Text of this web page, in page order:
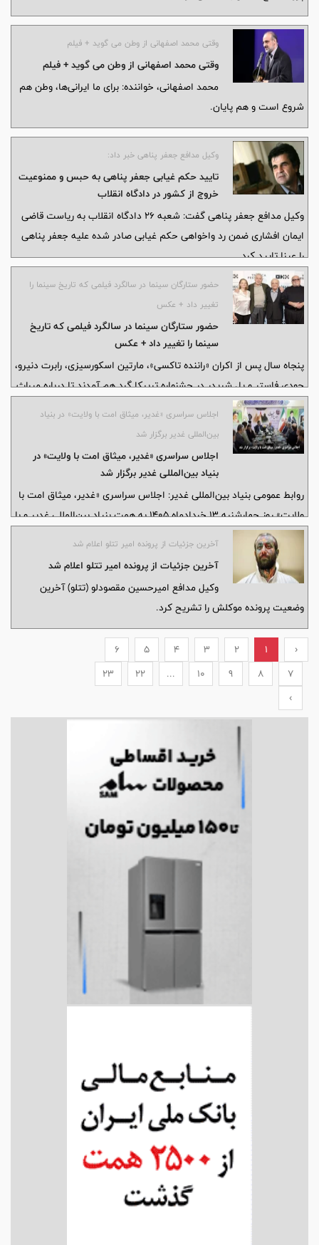
وقتی محمد اصفهانی از وطن می گوید + فیلم
وقتی محمد اصفهانی از وطن می گوید + فیلم
محمد اصفهانی، خواننده: برای ما ایرانی‌ها، وطن هم
شروع است و هم پایان.
وکیل مدافع جعفر پناهی خبر داد:
تایید حکم غیابی جعفر پناهی به حبس و ممنوعیت
خروج از کشور در دادگاه انقلاب
وکیل مدافع جعفر پناهی گفت: شعبه 26 دادگاه انقلاب به ریاست قاضی
ایمان افشاری ضمن رد واخواهی حکم غیابی صادر شده علیه جعفر پناهی
را عینا تایید کرد.
حضور ستارگان سینما در سالگرد فیلمی که تاریخ سینما را
تغییر داد + عکس
حضور ستارگان سینما در سالگرد فیلمی که تاریخ
سینما را تغییر داد + عکس
پنجاه سال پس از اکران «راننده تاکسی»، مارتین اسکورسیزی، رابرت دنیرو،
جودی فاستر و پل شریدر در جشنواره تریبکا گرد هم آمدند تا درباره میراث
ماندگار این فیلم کلاسیک و شباهت مضامین آن با دنیای امروز سخن
بگویند؛ اثری که به باور سازندگانش همچنان روایتگر تنهایی، انزوا و بحران
ارتباط در عصر مدرن است.
اجلاس سراسری «غدیر، میثاق امت با ولایت» در بنیاد
بین‌المللی غدیر برگزار شد
اجلاس سراسری «غدیر، میثاق امت با ولایت» در
بنیاد بین‌المللی غدیر برگزار شد
روابط عمومی بنیاد بین‌المللی غدیر: اجلاس سراسری «غدیر، میثاق امت با
ولایت» روز چهارشنبه ۱۳ خردادماه ۱۴۰۵ به همت بنیاد بین‌المللی غدیر و با
مشارکت وزارت علوم، تحقیقات و فناوری، وزارت امور خارجه، وزارت فرهنگ
و ارشاد اسلامی و سازمان فرهنگ و ارتباطات اسلامی برگزار شد.
آخرین جزئیات از پرونده امیر تتلو اعلام شد
آخرین جزئیات از پرونده امیر تتلو اعلام شد
وکیل مدافع امیرحسین مقصودلو (تتلو) آخرین
وضعیت پرونده موکلش را تشریح کرد.
‹
1
2
3
4
5
6
7
8
9
10
...
22
23
›